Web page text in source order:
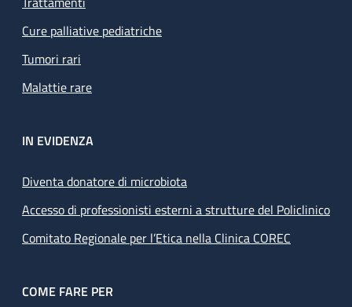
Cure palliative pediatriche
Tumori rari
Malattie rare
IN EVIDENZA
Diventa donatore di microbiota
Accesso di professionisti esterni a strutture del Policlinico
Comitato Regionale per l’Etica nella Clinica COREC
COME FARE PER